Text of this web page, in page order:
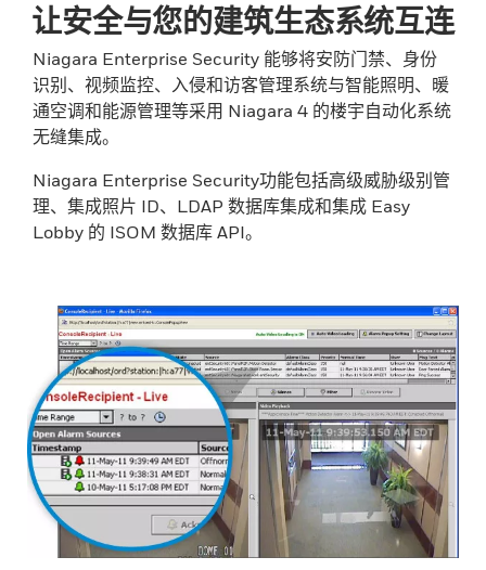
让安全与您的建筑生态系统互连
Niagara Enterprise Security 能够将安防门禁、身份
识别、视频监控、入侵和访客管理系统与智能照明、暖
通空调和能源管理等采用 Niagara 4 的楼宇自动化系统
无缝集成。
Niagara Enterprise Security功能包括高级威胁级别管
理、集成照片 ID、LDAP 数据库集成和集成 Easy
Lobby 的 ISOM 数据库 API。